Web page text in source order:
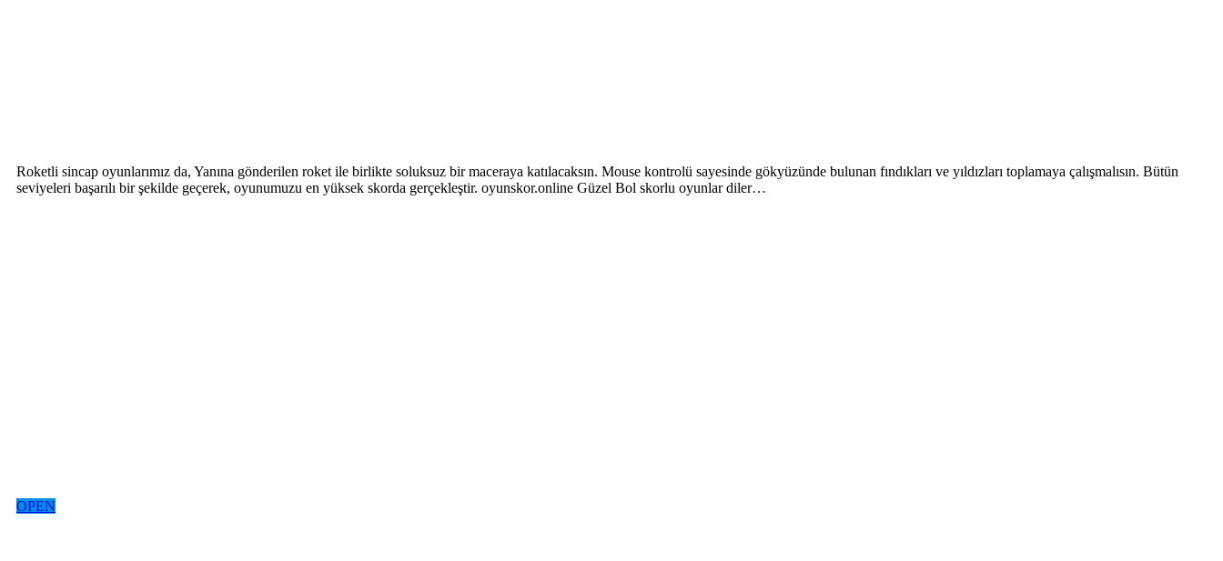
Roketli sincap oyunlarımız da, Yanına gönderilen roket ile birlikte soluksuz bir maceraya katılacaksın. Mouse kontrolü sayesinde gökyüzünde bulunan fındıkları ve yıldızları toplamaya çalışmalısın. Bütün
seviyeleri başarılı bir şekilde geçerek, oyunumuzu en yüksek skorda gerçekleştir. oyunskor.online Güzel Bol skorlu oyunlar diler…
OPEN